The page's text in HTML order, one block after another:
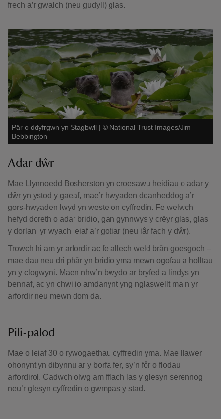
frech a’r gwalch (neu gudyll) glas.
Pâr o ddyfrgwn yn Stagbwll | © National Trust Images/Jim
Bebbington
Adar dŵr
Mae Llynnoedd Bosherston yn croesawu heidiau o adar y
dŵr yn ystod y gaeaf, mae’r hwyaden ddanheddog a’r
gors-hwyaden lwyd yn westeion cyffredin. Fe welwch
hefyd doreth o adar bridio, gan gynnwys y crëyr glas, glas
y dorlan, yr wyach leiaf a’r gotiar (neu iâr fach y dŵr).
Trowch hi am yr arfordir ac fe allech weld brân goesgoch –
mae dau neu dri phâr yn bridio yma mewn ogofau a holltau
yn y clogwyni. Maen nhw’n bwydo ar bryfed a lindys yn
bennaf, ac yn chwilio amdanynt yng nglaswellt main yr
arfordir neu mewn dom da.
Pili-palod
Mae o leiaf 30 o rywogaethau cyffredin yma. Mae llawer
ohonynt yn dibynnu ar y borfa fer, sy’n fôr o flodau
arfordirol. Cadwch olwg am fflach las y glesyn serennog
neu’r glesyn cyffredin o gwmpas y stad.